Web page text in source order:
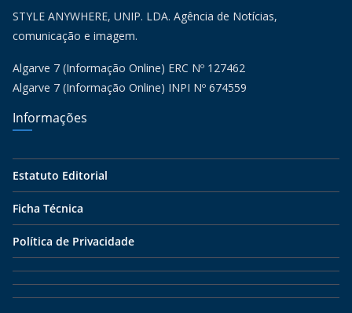
STYLE ANYWHERE, UNIP. LDA. Agência de Notícias,
comunicação e imagem.
Algarve 7 (Informação Online) ERC Nº 127462
Algarve 7 (Informação Online) INPI Nº 674559
Informações
Estatuto Editorial
Ficha Técnica
Política de Privacidade